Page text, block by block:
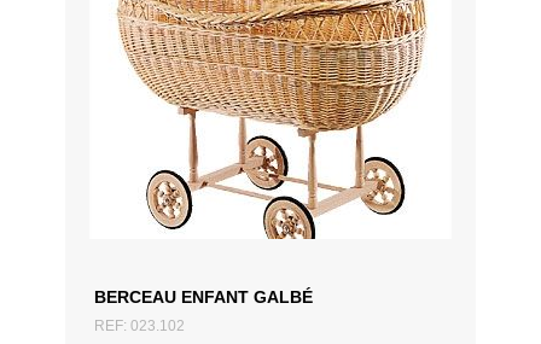
BERCEAU ENFANT GALBÉ
REF: 023.102
AJOUTER AU DEVIS